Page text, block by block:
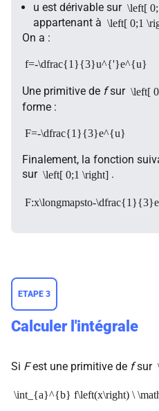
u est dérivable sur \left[
appartenant à \left[ 0;1
On a :
f=-\dfrac{1}{3}u^{'}e^{u}
Une primitive de fsur \left[
forme :
F=-\dfrac{1}{3}e^{u}
Finalement, la fonction
sur \left[ 0;1 \right] .
F:x\longmapsto-
ETAPE 3
Calculer l'intégrale
Si Fest une primitive de fsur
\int_{a}^{b} f\left(x\right) \